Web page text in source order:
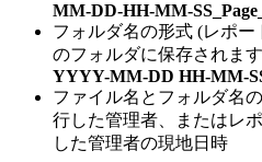
MM-DD-HH-MM-
フォルダ名の形式 (レポー
のフォルダに保存されま
YYYY-MM-DD HH-MM-
ファイル名とフォルダ名
行した管理者、またはレ
した管理者の現地日時